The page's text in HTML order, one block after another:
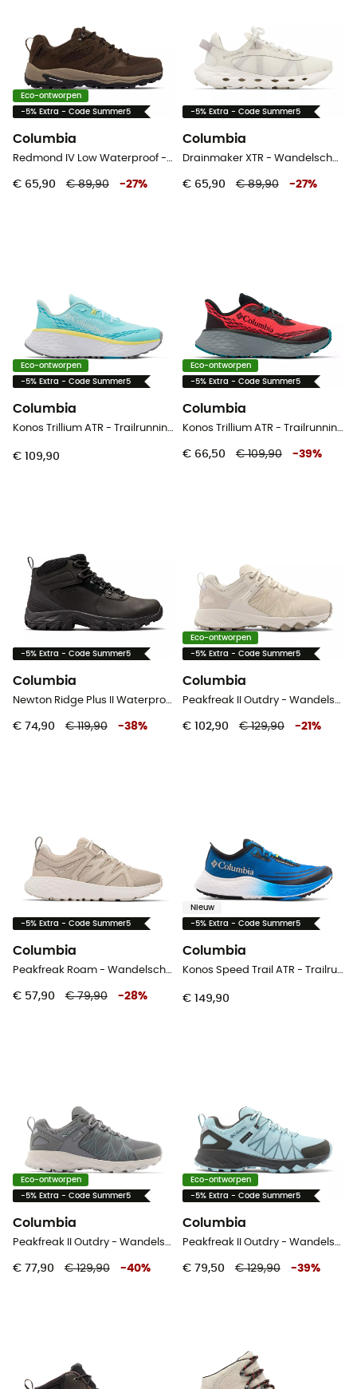
Eco-ontworpen
-5% Extra - Code Summer5
Columbia
Redmond IV Low Waterproof - Wandelschoenen - Heren
€ 65,90 € 89,90 -27%
-5% Extra - Code Summer5
Columbia
Drainmaker XTR - Wandelschoenen - Dames
€ 65,90 € 89,90 -27%
Eco-ontworpen
-5% Extra - Code Summer5
Columbia
Konos Trillium ATR - Trailrunningschoenen - Dames
€ 109,90
Eco-ontworpen
-5% Extra - Code Summer5
Columbia
Konos Trillium ATR - Trailrunningschoenen - Dames
€ 66,50 € 109,90 -39%
-5% Extra - Code Summer5
Columbia
Newton Ridge Plus II Waterproof - Wandelschoenen Heren
€ 74,90 € 119,90 -38%
Eco-ontworpen
-5% Extra - Code Summer5
Columbia
Peakfreak II Outdry - Wandelschoenen - Dames
€ 102,90 € 129,90 -21 %
-5% Extra - Code Summer5
Columbia
Peakfreak Roam - Wandelschoenen - Dames
€ 57,90 € 79,90 -28%
Nieuw
-5% Extra - Code Summer5
Columbia
Konos Speed Trail ATR - Trailrunningschoenen - Heren
€ 149,90
Eco-ontworpen
-5% Extra - Code Summer5
Columbia
Peakfreak II Outdry - Wandelschoenen - Heren
€ 77,90 € 129,90 -40%
Eco-ontworpen
-5% Extra - Code Summer5
Columbia
Peakfreak II Outdry - Wandelschoenen - Dames
€ 79,50 € 129,90 -39%